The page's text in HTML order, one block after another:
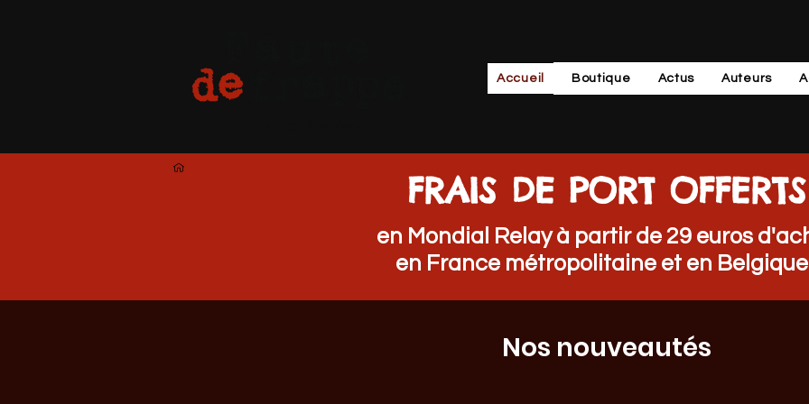
Accueil Boutique Actus Auteurs
FRAIS DE PORT OFFERTS
en Mondial Relay à partir de 29 euros
en France métropolitaine et en Belgique
Nos nouveautés